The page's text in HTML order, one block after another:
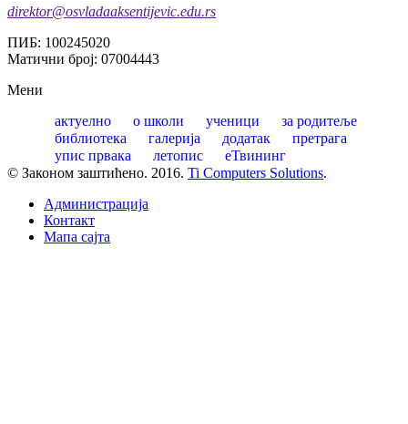
direktor@osvladaaksentijevic.edu.rs
ПИБ: 100245020
Матични број: 07004443
Мени
актуелно
о школи ученици
за родитеље
библиотека
галерија додатак
претрага
упис првака
летопис
еТвининг
© Законом заштићено. 2016. Ti Computers Solutions.
Администрација
Контакт
Mапа сајта